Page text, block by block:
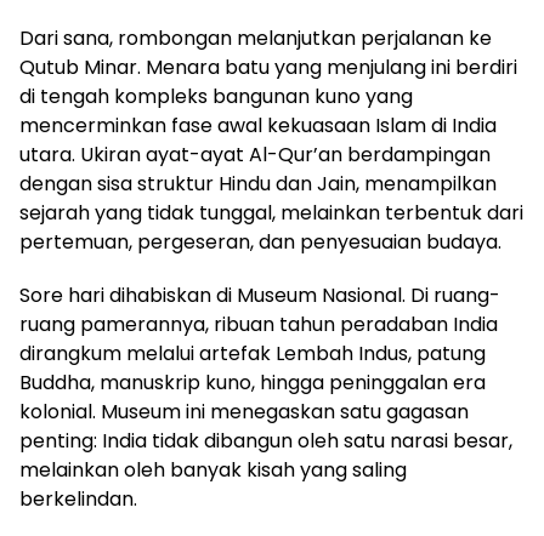
Dari sana, rombongan melanjutkan perjalanan ke
Qutub Minar. Menara batu yang menjulang ini berdiri
di tengah kompleks bangunan kuno yang
mencerminkan fase awal kekuasaan Islam di India
utara. Ukiran ayat-ayat Al-Qur’an berdampingan
dengan sisa struktur Hindu dan Jain, menampilkan
sejarah yang tidak tunggal, melainkan terbentuk dari
pertemuan, pergeseran, dan penyesuaian budaya.
Sore hari dihabiskan di Museum Nasional. Di ruang-
ruang pamerannya, ribuan tahun peradaban India
dirangkum melalui artefak Lembah Indus, patung
Buddha, manuskrip kuno, hingga peninggalan era
kolonial. Museum ini menegaskan satu gagasan
penting: India tidak dibangun oleh satu narasi besar,
melainkan oleh banyak kisah yang saling
berkelindan.